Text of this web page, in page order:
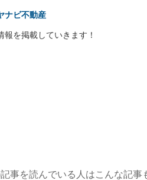
ナビ不動産
報を掲載していきます！
事を読んでいる人はこんな記事